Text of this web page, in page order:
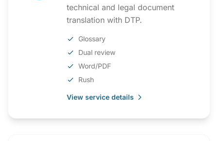
technical and legal document
translation with DTP.
Glossary
Dual review
Word/PDF
Rush
View service details